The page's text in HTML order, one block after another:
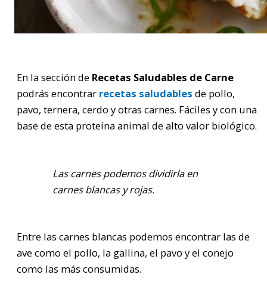
En la sección de Recetas Saludables de Carne
podrás encontrar recetas saludables de pollo,
pavo, ternera, cerdo y otras carnes. Fáciles y con una
base de esta proteína animal de alto valor biológico.
Las carnes podemos dividirla en
carnes blancas y rojas.
Entre las carnes blancas podemos encontrar las de
ave como el pollo, la gallina, el pavo y el conejo
como las más consumidas.